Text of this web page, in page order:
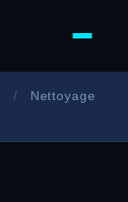
/
Nettoyage